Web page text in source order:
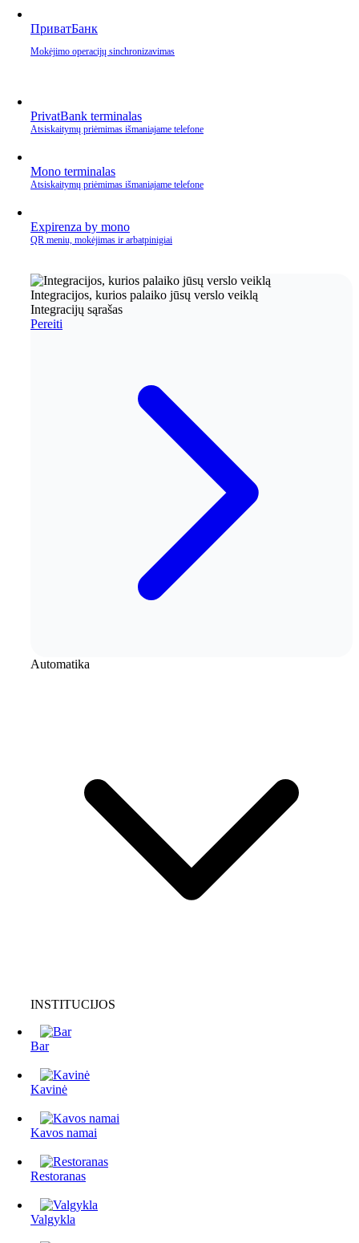
ПриватБанк
Mokėjimo operacijų sinchronizavimas
PrivatBank terminalas
Atsiskaitymų priėmimas išmaniajame telefone
Mono terminalas
Atsiskaitymų priėmimas išmaniajame telefone
Expirenza by mono
QR meniu, mokėjimas ir arbatpinigiai
Integracijos, kurios palaiko jūsų verslo veiklą
Integracijų sąrašas
Pereiti
Automatika
INSTITUCIJOS
Bar
Kavinė
Kavos namai
Restoranas
Valgykla